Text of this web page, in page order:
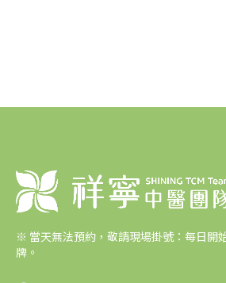
※ 當天無法預約，敬請現場掛號：每日開
牌。